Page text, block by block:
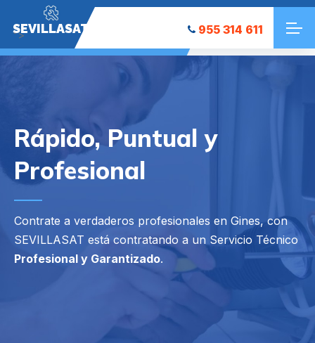
SEVILLASAT
"> 955 314 611
Rápido, Puntual y
Profesional
Contrate a verdaderos profesionales en Gines, con
SEVILLASAT está contratando a un Servicio Técnico
Profesional y Garantizado.